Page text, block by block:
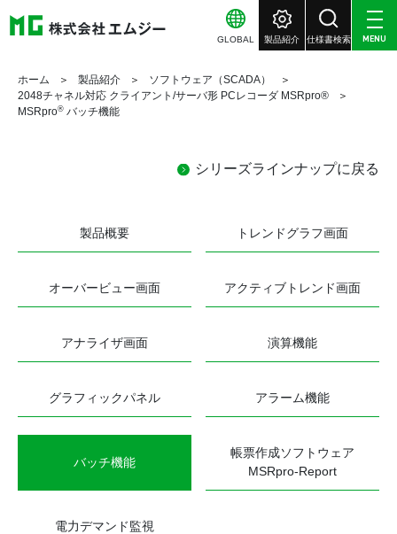
GLOBAL 製品紹介 仕様書検索 MENU
ホーム 製品紹介
ソフトウェア（SCADA）
2048チャネル対応 クライアント/サーバ形 PCレコーダ MSRpro®
MSRpro® バッチ機能
シリーズラインナップに戻る
製品概要 トレンドグラフ画面
オーバービュー画面 アクティブトレンド画面
アナライザ画面 演算機能
グラフィックパネル アラーム機能
バッチ機能
帳票作成ソフトウェア
MSRpro-Report
電力デマンド監視